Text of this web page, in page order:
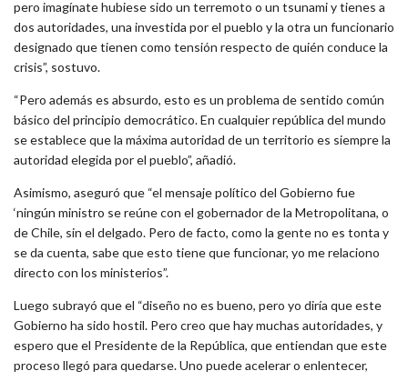
pero imagínate hubiese sido un terremoto o un tsunami y tienes a
dos autoridades, una investida por el pueblo y la otra un funcionario
designado que tienen como tensión respecto de quién conduce la
crisis”, sostuvo.
“Pero además es absurdo, esto es un problema de sentido común
básico del principio democrático. En cualquier república del mundo
se establece que la máxima autoridad de un territorio es siempre la
autoridad elegida por el pueblo”, añadió.
Asimismo, aseguró que “el mensaje político del Gobierno fue
‘ningún ministro se reúne con el gobernador de la Metropolitana, o
de Chile, sin el delgado. Pero de facto, como la gente no es tonta y
se da cuenta, sabe que esto tiene que funcionar, yo me relaciono
directo con los ministerios”.
Luego subrayó que el “diseño no es bueno, pero yo diría que este
Gobierno ha sido hostil. Pero creo que hay muchas autoridades, y
espero que el Presidente de la República, que entiendan que este
proceso llegó para quedarse. Uno puede acelerar o enlentecer,